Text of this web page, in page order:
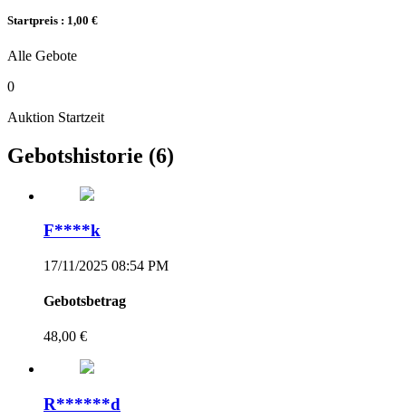
Startpreis : 1,00 €
Alle Gebote
0
Auktion Startzeit
Gebotshistorie (6)
F****k
17/11/2025 08:54 PM
Gebotsbetrag
48,00 €
R******d